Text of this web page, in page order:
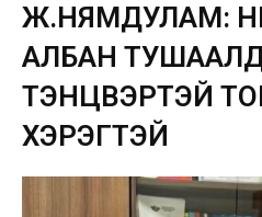
Ж.НЯМДУЛАМ:
АЛБАН ТУШААЛД
ТЭНЦВЭРТЭЙ
ХЭРЭГТЭЙ